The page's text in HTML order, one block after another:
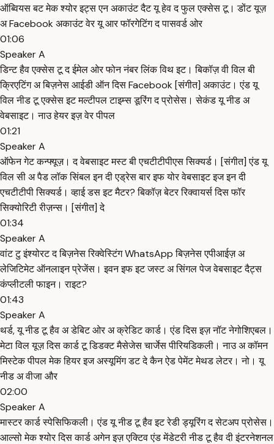
ऑब्वियस बट मेक श्योर इट्स एन अकाउंट दैट यू हेव द फुल एक्सेस टू। डोंट यूज़
अ Facebook अकाउंट वेर यू आर फॉरगेटिंग द पासवर्ड ओर
01:06
Speaker A
डिन्ट हैव एक्सेस टू द ईमेल ओर फोन नंबर लिंक विथ इट। बिकॉज़ वी विल बी
क्रिएटिंग अ बिज़नेस आईडी ऑन दिस Facebook [संगीत] अकाउंट। एंड यू
विल नीड टू एक्सेस इट मल्टीपल टाइम्स डूरिंग द प्रोसेस। सेकंड यू नीड अ
वेबसाइट। नाउ हेयर इज़ वेर पीपल
01:21
Speaker A
ऑफेन गेट कन्फ्यूज़। द वेबसाइट मस्ट बी एचटीटीपीएस सिक्यर्ड। [संगीत] एंड यू
विल सी अ पैड लॉक सिंबल इन दी एड्रेस बार इफ योर वेबसाइट इज इन दी
एचटीटीपी सिक्यर्ड। व्हाई डस इट मैटर? बिकॉज़ बेटर रिक्वायर्स दिस फॉर
सिक्योरिटी रीज़न्स। [संगीत] दे
01:34
Speaker A
वांट टु इंश्योरट द बिज़नेस रिक्वेस्टिंग WhatsApp बिज़नेस एपीआईज़ अ
लेजिटिमेट ऑनलाइन प्रेजेंस। इवन इफ इट जस्ट अ सिंगल पेज वेबसाइट दैट्स
कंप्लीटली फाइन। राइट?
01:43
Speaker A
थर्ड, यू नीड टू हैव अ डेबिट ओर अ क्रेडिट कार्ड। एंड दिस इज़ नॉट नेगोशिएबल।
मेटा विल यूज़ दिस कार्ड टू डिडक्ट मैसेजेस चार्जेस पीरियडिकली। नाउ अ कॉमन
मिस्टेक पीपल मेक हियर इज अस्यूमिंग डट दे कैन ऐड पेमेंट मेथड लेटर। नो। यू
नीड अ वीजा और
02:00
Speaker A
मास्टर कार्ड स्पेसिफिकली। एंड यू नीड टू हैव इट रेडी ड्यूरिंग द सेटअप प्रोसेस।
आल्सो मेक श्योर दिस कार्ड अगेन इज़ एक्टिव एंड मेंडेटरी नीड टू हैव दी इंटरनेशनल